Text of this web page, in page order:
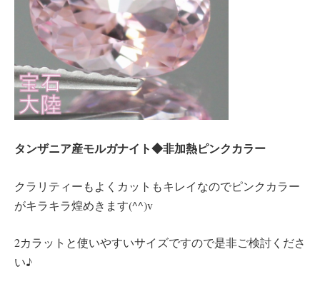
タンザニア産モルガナイト◆非加熱ピンクカラー
クラリティーもよくカットもキレイなのでピンクカラー
がキラキラ煌めきます(^^)v
2カラットと使いやすいサイズですので是非ご検討くださ
い♪